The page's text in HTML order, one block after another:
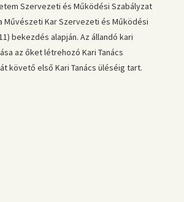
Szervezeti és Működési Szabályzat
Művészeti Kar Szervezeti és Működési
bekezdés alapján. Az állandó kari
az őket létrehozó Kari Tanács
követő első Kari Tanács üléséig tart.